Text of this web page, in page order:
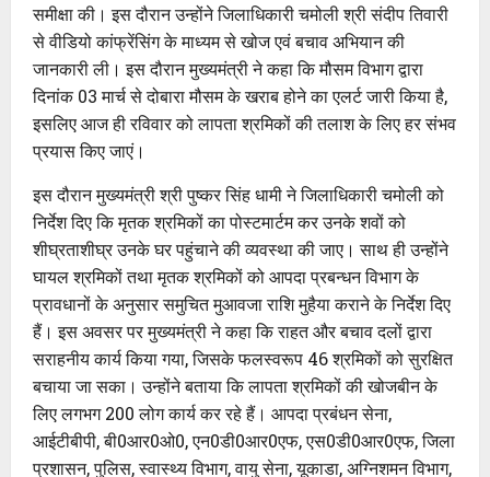
समीक्षा की। इस दौरान उन्होंने जिलाधिकारी चमोली श्री संदीप तिवारी
से वीडियो कांफ्रेंसिंग के माध्यम से खोज एवं बचाव अभियान की
जानकारी ली। इस दौरान मुख्यमंत्री ने कहा कि मौसम विभाग द्वारा
दिनांक 03 मार्च से दोबारा मौसम के खराब होने का एलर्ट जारी किया है,
इसलिए आज ही रविवार को लापता श्रमिकों की तलाश के लिए हर संभव
प्रयास किए जाएं।
इस दौरान मुख्यमंत्री श्री पुष्कर सिंह धामी ने जिलाधिकारी चमोली को
निर्देश दिए कि मृतक श्रमिकों का पोस्टमार्टम कर उनके शवों को
शीघ्रताशीघ्र उनके घर पहुंचाने की व्यवस्था की जाए। साथ ही उन्होंने
घायल श्रमिकों तथा मृतक श्रमिकों को आपदा प्रबन्धन विभाग के
प्रावधानों के अनुसार समुचित मुआवजा राशि मुहैया कराने के निर्देश दिए
हैं। इस अवसर पर मुख्यमंत्री ने कहा कि राहत और बचाव दलों द्वारा
सराहनीय कार्य किया गया, जिसके फलस्वरूप 46 श्रमिकों को सुरक्षित
बचाया जा सका। उन्होंने बताया कि लापता श्रमिकों की खोजबीन के
लिए लगभग 200 लोग कार्य कर रहे हैं। आपदा प्रबंधन सेना,
आईटीबीपी, बी0आर0ओ0, एन0डी0आर0एफ, एस0डी0आर0एफ, जिला
प्रशासन, पुलिस, स्वास्थ्य विभाग, वायु सेना, यूकाडा, अग्निशमन विभाग,